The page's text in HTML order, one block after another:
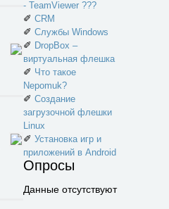
- TeamViewer ???
✐ CRM
✐ Службы Windows
✐ DropBox –
виртуальная флешка
✐ Что такое
Nepomuk?
✐ Создание
загрузочной флешки
Linux
✐ Установка игр и
приложений в Android
Опросы
Данные отсутствуют